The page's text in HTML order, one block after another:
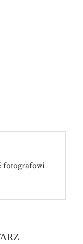
fotografowi